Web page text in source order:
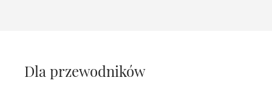
Dla przewodników